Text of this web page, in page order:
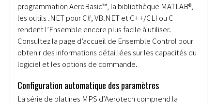
programmation AeroBasic™, la bibliothèque MATLAB®,
les outils .NET pour C#, VB.NET et C++/CLI ou C
rendent l’Ensemble encore plus facile à utiliser.
Consultez la page d’accueil de Ensemble Control pour
obtenir des informations détaillées sur les capacités du
logiciel et les options de commande.
Configuration automatique des paramètres
La série de platines MPS d’Aerotech comprend la